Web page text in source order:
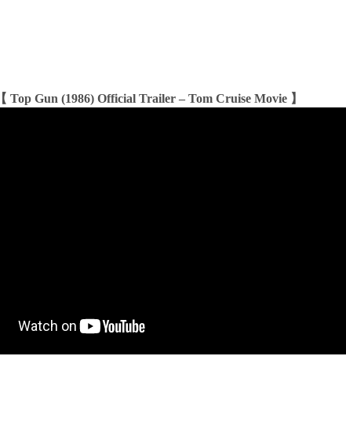
【 Top Gun (1986) Official Trailer – Tom Cruise Movie 】